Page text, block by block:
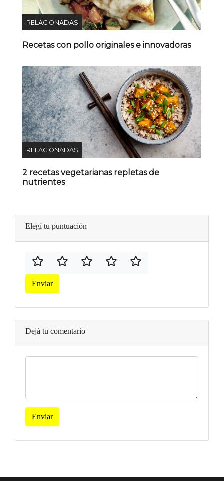
RELACIONADAS
Recetas con pollo originales e innovadoras
RELACIONADAS
2 recetas vegetarianas repletas de
nutrientes
Elegí tu puntuación
Enviar
Dejá tu comentario
Enviar